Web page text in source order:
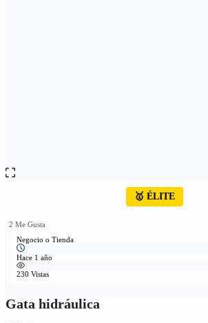
🥇 ÉLITE
2 Me Gusta
Negocio o Tienda
Hace 1 año
230 Vistas
Gata hidráulica